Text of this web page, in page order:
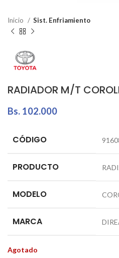
Inicio Sist. Enfriamiento
RADIADOR M/T
Bs. 102.000
CÓDIGO
PRODUCTO
MODELO
MARCA
Agotado